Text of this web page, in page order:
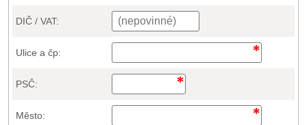
DIČ / VAT:
Ulice a čp:
PSČ:
Město: